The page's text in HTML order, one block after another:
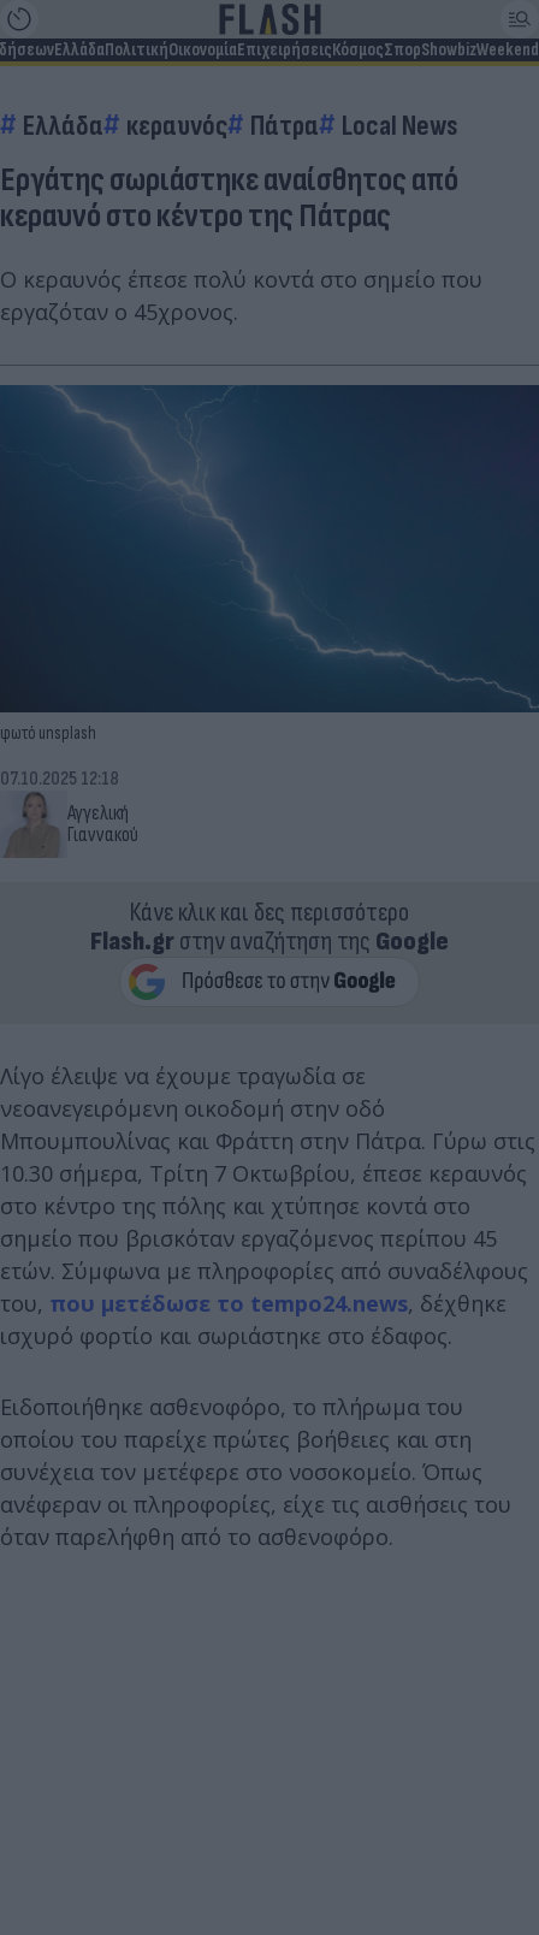
ΕλλάδαΠολιτικήΟικονομίαΕπιχειρήσειςΚόσμοςΣπορShowbizWeekend
Ελλάδα κεραυνός Πάτρα Local News
Εργάτης σωριάστηκε αναίσθητος από
κεραυνό στο κέντρο της Πάτρας
Ο κεραυνός έπεσε πολύ κοντά στο σημείο που
εργαζόταν ο 45χρονος.
φωτό unsplash
Αγγελική
Γιαννακού
07.10.2025 12:18
Κάνε κλικ και δες περισσότερο
Flash.grστην αναζήτηση της Google
Λίγο έλειψε να έχουμε τραγωδία σε
νεοανεγειρόμενη οικοδομή στην οδό
Μπουμπουλίνας και Φράττη στην Πάτρα. Γύρω στις
10.30 σήμερα, Τρίτη 7 Οκτωβρίου, έπεσε κεραυνός
στο κέντρο της πόλης και χτύπησε κοντά στο
σημείο που βρισκόταν εργαζόμενος περίπου 45
ετών. Σύμφωνα με πληροφορίες από συναδέλφους
του, που μετέδωσε το tempo24.news, δέχθηκε
ισχυρό φορτίο και σωριάστηκε στο έδαφος.
Ειδοποιήθηκε ασθενοφόρο, το πλήρωμα του
οποίου του παρείχε πρώτες βοήθειες και στη
συνέχεια τον μετέφερε στο νοσοκομείο. Όπως
ανέφεραν οι πληροφορίες, είχε τις αισθήσεις του
όταν παρελήφθη από το ασθενοφόρο.